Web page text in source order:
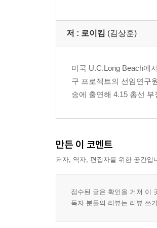
제26장 미루시스템즈 · 한국
제28장 결론: 단둥에서 시작
부록 2. 중앙선관위 유 · 무선
부록 4. A-WEB 지원국 및 부
부록 5. 등장 기업 · 기관 전체
저 : 로이킴 (김상훈)
미국 U.C.Long Beach에
구 프로젝트의 선임연구
송에 출연해 4.15 총선
만든 이 코멘트
저자, 역자, 편집자를 위한 공간
접수된 글은 확인을 거쳐 이
독자 분들의 리뷰는 리뷰 쓰